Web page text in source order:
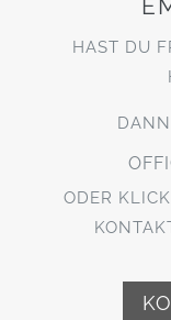
HAST DU
ODER